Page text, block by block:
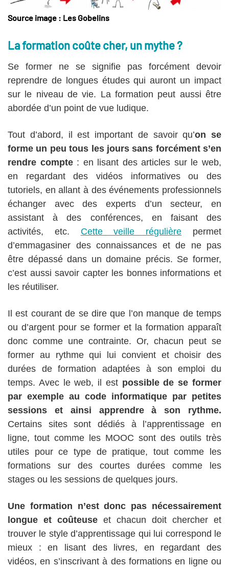
Source image : Les Gobelins
La formation coûte cher, un mythe ?
Se former ne se signifie pas forcément devoir
reprendre de longues études qui auront un impact
sur le niveau de vie. La formation peut aussi être
abordée d’un point de vue ludique.
Tout d’abord, il est important de savoir qu’on se
forme un peu tous les jours sans forcément s’en
rendre compte: en lisant des articles sur le web,
en regardant des vidéos informatives ou des
tutoriels, en allant à des événements professionnels
échanger avec des experts d’un secteur, en
assistant à des conférences, en faisant des
activités, etc. Cette veille régulière permet
d’emmagasiner des connaissances et de ne pas
être dépassé dans un domaine précis. Se former,
c’est aussi savoir capter les bonnes informations et
les réutiliser.
Il est courant de se dire que l’on manque de temps
ou d’argent pour se former et la formation apparaît
donc comme une contrainte. Or, chacun peut se
former au rythme qui lui convient et choisir des
durées de formation adaptées à son emploi du
temps. Avec le web, il est possible de se former
par exemple au code informatique par petites
sessions et ainsi apprendre à son rythme.
Certains sites sont dédiés à l’apprentissage en
ligne, tout comme les MOOC sont des outils très
utiles pour ce type de pratique, tout comme les
formations sur des courtes durées comme les
stages ou les sessions de quelques jours.
Une formation n’est donc pas nécessairement
longue et coûteuse et chacun doit chercher et
trouver le style d’apprentissage qui lui correspond le
mieux : en lisant des livres, en regardant des
vidéos, en s’inscrivant à des formations en ligne ou